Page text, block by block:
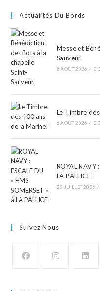
Actualités Du Bords
Messe et
Sauveur.
6 AOÛT 2026 / 0
Le Timbre
6 AOÛT 2026 / 0
ROYAL NAVY
LA PALLICE
29 JUILLET 2026 /
Suivez Nous